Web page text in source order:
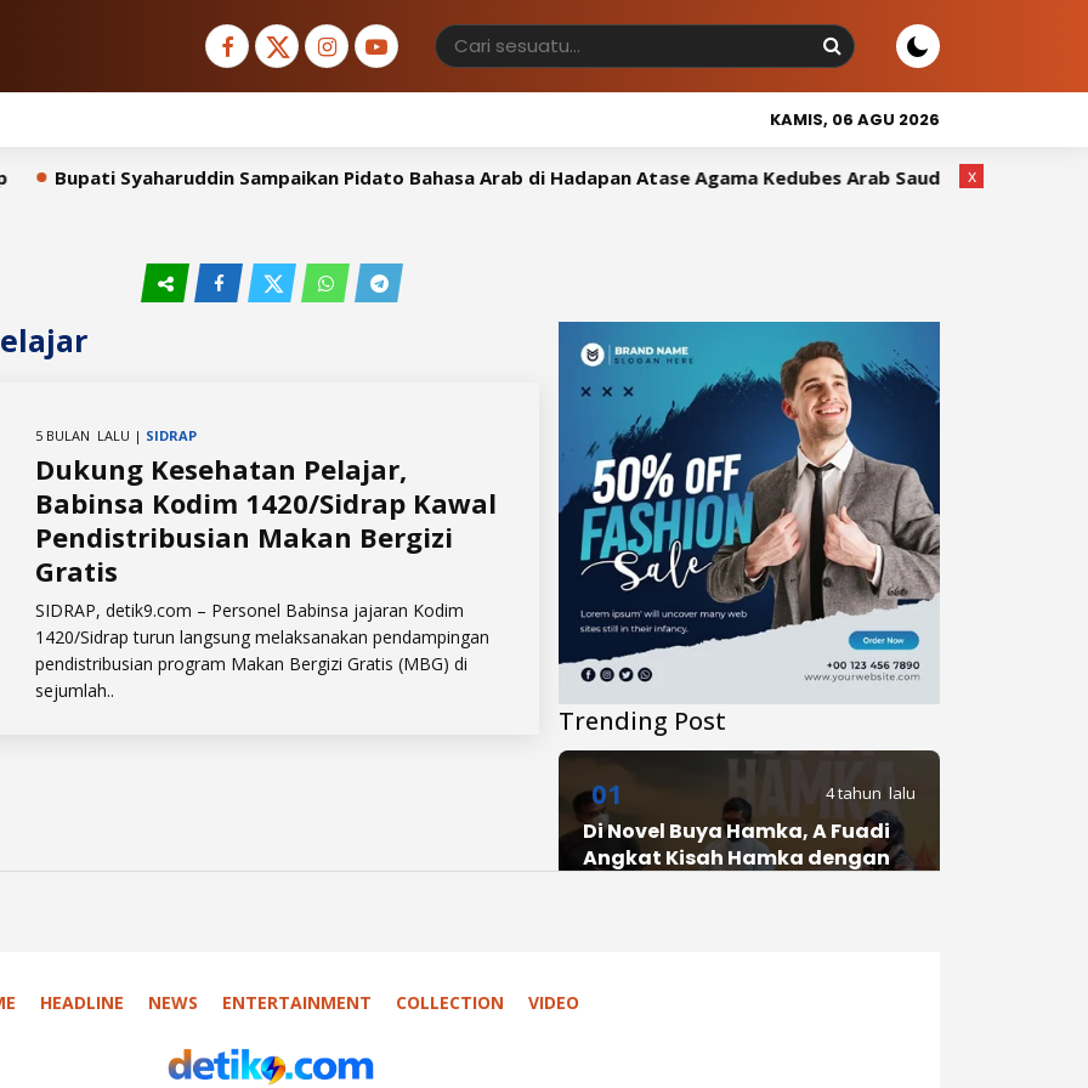
KAMIS, 06 AGU 2026
Bupati Syaharuddin Sampaikan Pidato Bahasa Arab di Hadapan Atase Agama Kedubes Arab Saudi Wakil Bupati
5 BULAN LALU | SIDRAP
Dukung Kesehatan Pelajar,
Babinsa Kodim 1420/Sidrap Kawal
Pendistribusian Makan Bergizi
Gratis
​SIDRAP, detik9.com – Personel Babinsa jajaran Kodim
1420/Sidrap turun langsung melaksanakan pendampingan
pendistribusian program Makan Bergizi Gratis (MBG) di
sejumlah..
Trending Post
01 4 tahun lalu
Di Novel Buya Hamka, A Fuadi
Angkat Kisah Hamka dengan
x
HEADLINE NEWS ENTERTAINMENT COLLECTION VIDEO